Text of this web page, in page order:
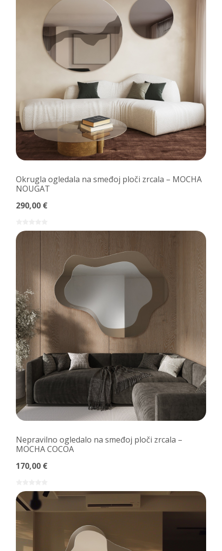
Okrugla ogledala na smeđoj ploči zrcala – MOCHA
NOUGAT
290,00 €
Nepravilno ogledalo na smeđoj ploči zrcala –
MOCHA COCOA
170,00 €